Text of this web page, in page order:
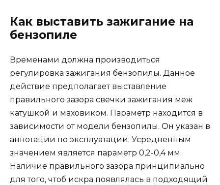
Как выставить зажигание на
бензопиле
Временами должна производиться
регулировка зажигания бензопилы. Данное
действие предполагает выставление
правильного зазора свечки зажигания меж
катушкой и маховиком. Параметр находится в
зависимости от модели бензопилы. Он указан в
аннотации по эксплуатации. Усредненным
значением является параметр 0,2-0,4 мм.
Наличие правильного зазора принципиально
для того, чтоб искра появлялась в подходящий